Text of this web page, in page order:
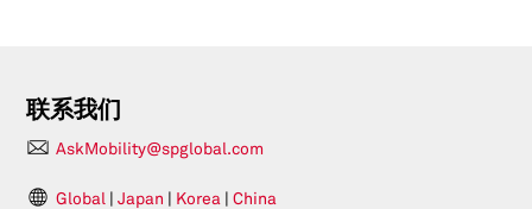
联系我们
AskMobility@spglobal.com
Global |Japan | Korea |China